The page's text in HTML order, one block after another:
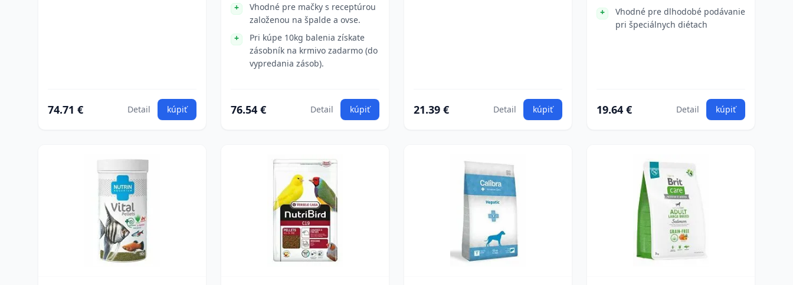
74.71 € Detail kúpiť
Vhodné pre mačky s receptúrou
založenou na špalde a ovse.
Pri kúpe 10kg balenia získate
zásobník na krmivo zadarmo (do
vypredania zásob).
76.54 € Detail kúpiť 21.39 € Detail kúpiť
Vhodné pre dlhodobé podávanie
pri špeciálnych diétach
19.64 € Detail kúpiť